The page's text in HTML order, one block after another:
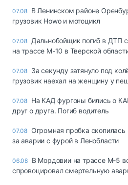
07.08 В Ленинском районе
грузовик Howo и мотоцикл
07.08 Дальнобойщик погиб в ДТП
на трассе М-10 в Тверской
07.08 За секунду затянуло под
грузовик наехал на женщину у
07.08 На КАД фургоны бились о
друг о друга. Погиб водитель
07.08 Огромная пробка скопилась
за аварии с фурой в Ленобласти
06.08 В Мордовии на трассе М-5
спровоцировал смертельную